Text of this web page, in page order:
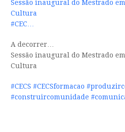
Sessão inaugural do Mestrado
Cultura
#CEC…
A decorrer…
Sessão inaugural do Mestrado
Cultura
#CECS #CECSformacao
#construircomunidade